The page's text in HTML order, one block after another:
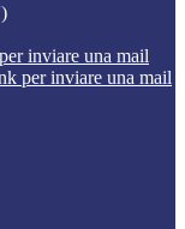
inviare una mail
per inviare una mail